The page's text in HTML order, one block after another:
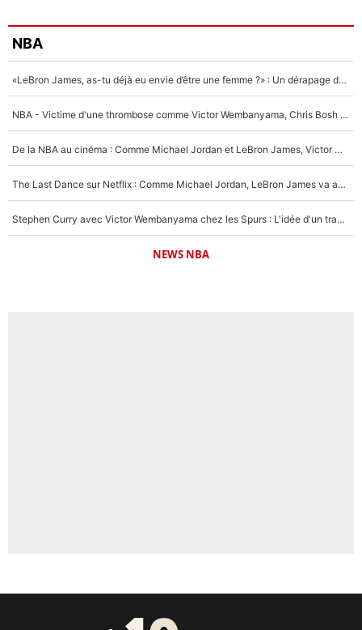
NBA
«LeBron James, as-tu déjà eu envie d’être une femme ?» : Un dérapage de Donald Trump sur la superstar de la NBA refait surface
NBA - Victime d'une thrombose comme Victor Wembanyama, Chris Bosh prévient le Français des risques sur sa santé : «J’ai failli mourir sur le coup et j’ai été ramené à la vie»
De la NBA au cinéma : Comme Michael Jordan et LeBron James, Victor Wembanyama rêve d'une carrière d'acteur !
The Last Dance sur Netflix : Comme Michael Jordan, LeBron James va avoir le droit à sa série !
Stephen Curry avec Victor Wembanyama chez les Spurs : L'idée d'un trade historique est lancée en NBA !
NEWS NBA